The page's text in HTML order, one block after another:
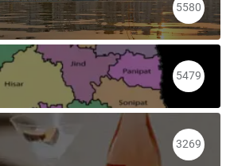
5580
5479
3269